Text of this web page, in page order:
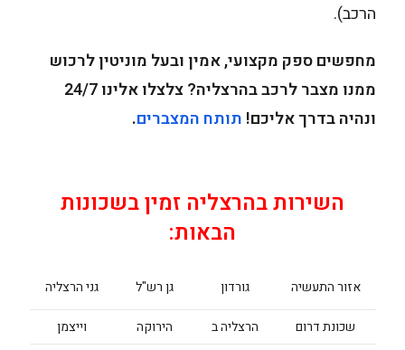
הרכב).
מחפשים ספק מקצועי, אמין ובעל מוניטין לרכוש
ממנו מצבר לרכב בהרצליה? צלצלו אלינו 24/7
ונהיה בדרך אליכם! תותח המצברים.
השירות בהרצליה זמין בשכונות
הבאות:
אזור התעשיה גורדון גן רש"ל גני הרצליה
שכונת דרום הרצליה ב הירוקה
וייצמן